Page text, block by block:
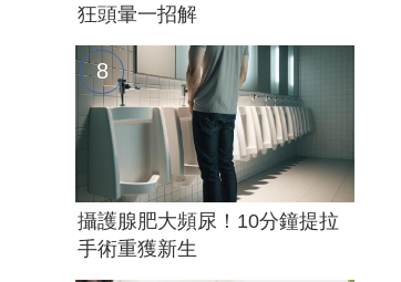
狂頭暈一招解
攝護腺肥大頻尿！10分鐘提拉
手術重獲新生